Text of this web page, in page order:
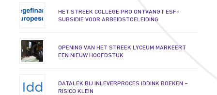
HET STREEK COLLEGE PRO ONTVANGT ESF-
SUBSIDIE VOOR ARBEIDSTOELEIDING
OPENING VAN HET STREEK LYCEUM MARKEERT
EEN NIEUW HOOFDSTUK
DATALEK BIJ INLEVERPROCES IDDINK BOEKEN –
RISICO KLEIN